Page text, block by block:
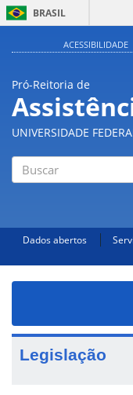
BRASIL
ACESSIBILIDADE
Pró-Reitoria de
UNIVERSIDADE
Dados abertos
Legislação